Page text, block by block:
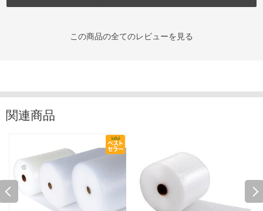
この商品の全てのレビューを見る
関連商品